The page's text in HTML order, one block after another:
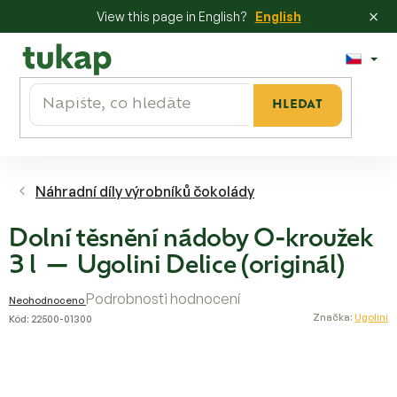
View this page in English? English ×
obsah
HLEDAT
Náhradní díly výrobníků čokolády
Dolní těsnění nádoby O-kroužek
3 l — Ugolini Delice (originál)
Průměrné
hodnocení
Neohodnoceno Podrobnosti hodnocení
Značka: Ugolini
Kód: 22500-01300